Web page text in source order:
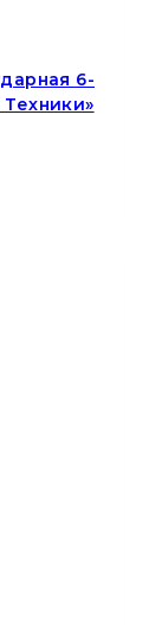
6-